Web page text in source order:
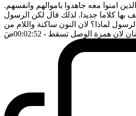
امنوا معه جاهدوا باموالهم وانفسهم.
بها كلاما جديدا. لذلك قال لكن الرسول
لماذا؟ لان النون ساكنة واللام من
لان همزة الوصل تسقط - 00:02:52 ضَ